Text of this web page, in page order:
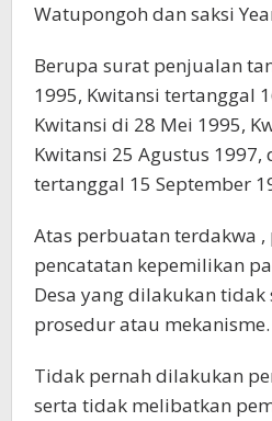
Watupongoh dan saksi
Berupa surat penjualan
1995, Kwitansi tertanggal
Kwitansi di 28 Mei 1995,
Kwitansi 25 Agustus 1997,
tertanggal 15 September
Atas perbuatan terdakwa
pencatatan kepemilikan
Desa yang dilakukan tidak
prosedur atau mekanisme.
Tidak pernah dilakukan
serta tidak melibatkan